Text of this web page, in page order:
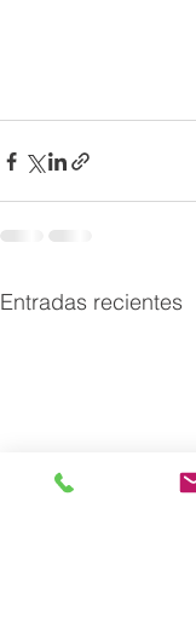
Entradas recientes